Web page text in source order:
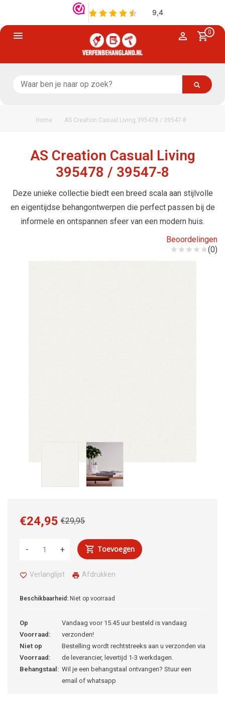
0
Home AS Creation Casual Living 395478 / 39547-8
AS Creation Casual Living
395478 / 39547-8
Deze unieke collectie biedt een breed scala aan stijlvolle
en eigentijdse behangontwerpen die perfect passen bij de
informele en ontspannen sfeer van een modern huis.
Beoordelingen
(0)
€29,95
€24,95
+
- Toevoegen
Verlanglijst Afdrukken
Beschikbaarheid: Niet op voorraad
Op
Voorraad:
Vandaag voor 15.45 uur besteld is vandaag
verzonden!
Niet op
Voorraad:
Bestelling wordt rechtstreeks aan u verzonden via
de leverancier, levertijd 1-3 werkdagen.
Behangstaal: Wil je een behangstaal ontvangen? Stuur een
email of whatsapp